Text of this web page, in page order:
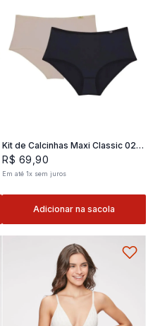
Kit de Calcinhas Maxi Classic 02 -
2 und
R$ 69 ,90
Em até 1x sem juros
Adicionar na sacola